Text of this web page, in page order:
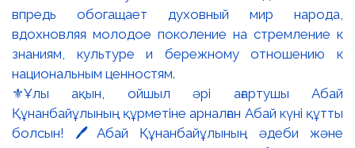
⚜️Ұлы ақын, ойшыл әрі ағартушы Абай
Құнанбайұлының құрметіне арналған Абай күні құтты
болсын! 🖊️Абай Құнанбайұлының әдеби және